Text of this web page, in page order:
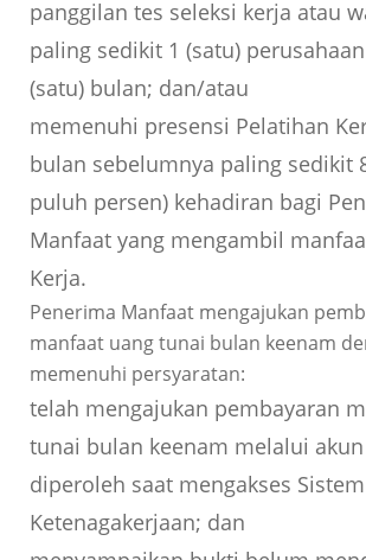
panggilan tes seleksi kerja atau
paling sedikit 1 (satu)
(satu) bulan; dan/atau
memenuhi presensi Pelatihan
bulan sebelumnya paling sedikit
puluh persen) kehadiran bagi
Manfaat yang mengambil
Kerja.
Penerima Manfaat mengajukan
manfaat uang tunai bulan keenam
memenuhi persyaratan:
telah mengajukan pembayaran
tunai bulan keenam melalui
diperoleh saat mengakses
Ketenagakerjaan; dan